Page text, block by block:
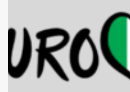
erneut
Sanremo